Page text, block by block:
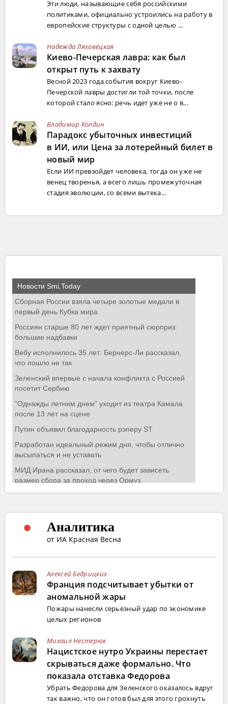
Эти люди, называющие себя российскими
политиками, официально устроились на работу в
европейские структуры с одной целью ...
Надежда Ляховецкая
Киево-Печерская лавра: как был
открыт путь к захвату
Весной 2023 года события вокруг Киево-
Печерской лавры достигли той точки, после
которой стало ясно: речь идет уже не о в...
Владимир Колдин
Парадокс убыточных инвестиций
в ИИ, или Цена за лотерейный билет в
новый мир
Если ИИ превзойдет человека, тогда он уже не
венец творенья, а всего лишь промежуточная
стадия эволюции, со всеми вытека...
Аналитика
от ИА Красная Весна
Алексей Бедрицких
Франция подсчитывает убытки от
аномальной жары
Пожары нанесли серьёзный удар по экономике
целых регионов
Михаил Нестерюк
Нацистское нутро Украины перестает
скрываться даже формально. Что
показала отставка Федорова
Убрать Федорова для Зеленского оказалось вдруг
так важно, что он готов был для этого грохнуть